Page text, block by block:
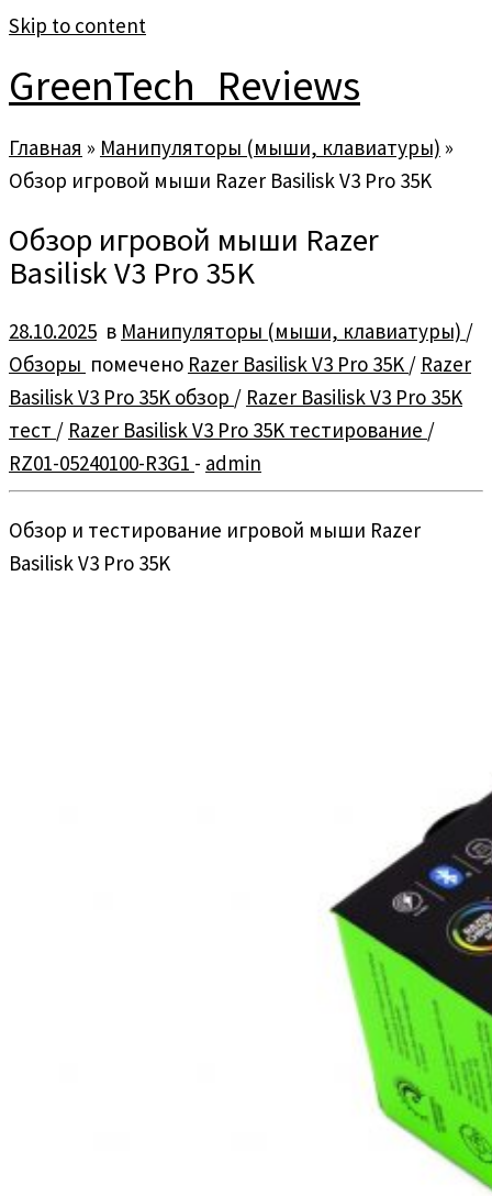
Skip to content
GreenTech_Reviews
Главная » Манипуляторы (мыши, клавиатуры) »
Обзор игровой мыши Razer Basilisk V3 Pro 35K
Обзор игровой мыши Razer
Basilisk V3 Pro 35K
28.10.2025 в Манипуляторы (мыши, клавиатуры) /
Обзоры помечено Razer Basilisk V3 Pro 35K / Razer
Basilisk V3 Pro 35K обзор / Razer Basilisk V3 Pro 35K
тест / Razer Basilisk V3 Pro 35K тестирование /
RZ01-05240100-R3G1 - admin
Обзор и тестирование игровой мыши Razer
Basilisk V3 Pro 35K